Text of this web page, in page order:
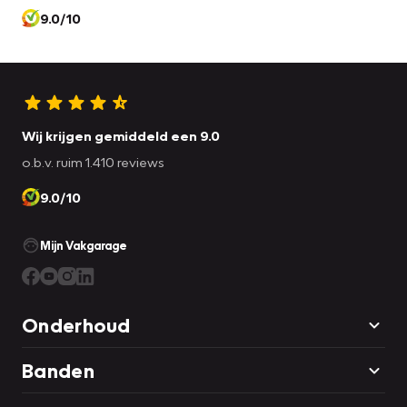
9.0/10
Wij krijgen gemiddeld een 9.0
o.b.v. ruim 1.410 reviews
9.0/10
Mijn Vakgarage
Onderhoud
Banden